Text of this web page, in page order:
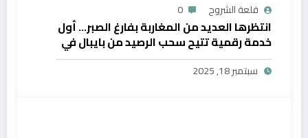
قلعة الشروح 0
انتظرها العديد من المغاربة بفارغ الصبر… أول
خدمة رقمية تتيح سحب الرصيد من بايبال في
المغرب
سبتمبر 18, 2025